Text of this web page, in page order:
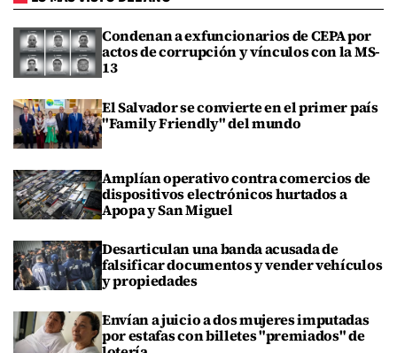
Condenan a exfuncionarios de CEPA por
actos de corrupción y vínculos con la MS-
13
El Salvador se convierte en el primer país
"Family Friendly" del mundo
Amplían operativo contra comercios de
dispositivos electrónicos hurtados a
Apopa y San Miguel
Desarticulan una banda acusada de
falsificar documentos y vender vehículos
y propiedades
Envían a juicio a dos mujeres imputadas
por estafas con billetes "premiados" de